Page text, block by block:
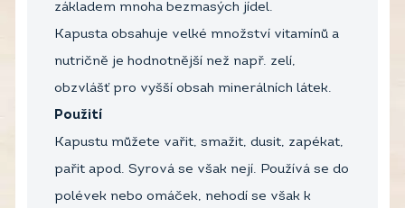
základem mnoha bezmasých jídel.
Kapusta obsahuje velké množství vitamínů a
nutričně je hodnotnější než např. zelí,
obzvlášť pro vyšší obsah minerálních látek.
Použití
Kapustu můžete vařit, smažit, dusit, zapékat,
pařit apod. Syrová se však nejí. Používá se do
polévek nebo omáček, nehodí se však k